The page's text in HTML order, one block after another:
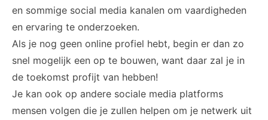
en sommige social media kanalen om vaardigheden
en ervaring te onderzoeken.
Als je nog geen online profiel hebt, begin er dan zo
snel mogelijk een op te bouwen, want daar zal je in
de toekomst profijt van hebben!
Je kan ook op andere sociale media platforms
mensen volgen die je zullen helpen om je netwerk uit